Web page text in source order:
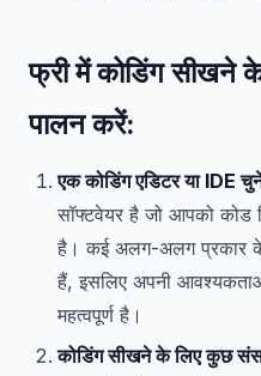
फ्री में कोडिंग सीखने
पालन करें:
एक कोडिंग एडिटर या IDE
सॉफ्टवेयर है जो आपको
है। कई अलग-अलग प्रकार
हैं, इसलिए अपनी
महत्वपूर्ण है।
कोडिंग सीखने के लिए कुछ